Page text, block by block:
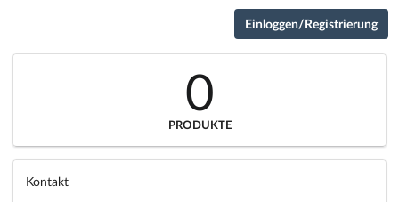
Einloggen/Registrierung
0
PRODUKTE
Kontakt